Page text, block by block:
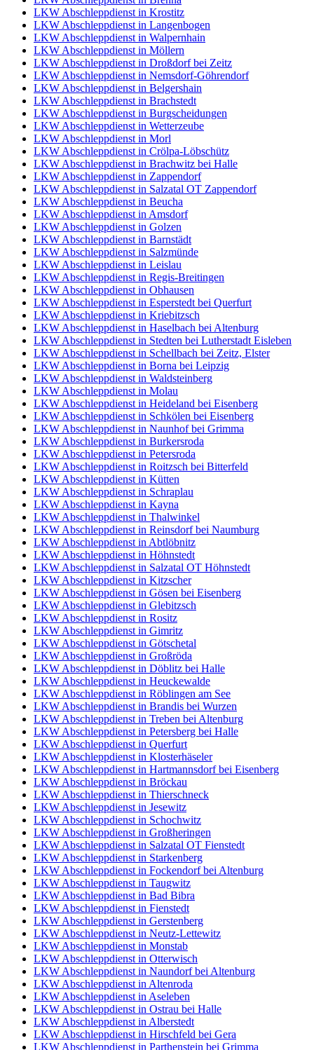
LKW Abschleppdienst in Krostitz
LKW Abschleppdienst in Langenbogen
LKW Abschleppdienst in Walpernhain
LKW Abschleppdienst in Möllern
LKW Abschleppdienst in Droßdorf bei Zeitz
LKW Abschleppdienst in Nemsdorf-Göhrendorf
LKW Abschleppdienst in Belgershain
LKW Abschleppdienst in Brachstedt
LKW Abschleppdienst in Burgscheidungen
LKW Abschleppdienst in Wetterzeube
LKW Abschleppdienst in Morl
LKW Abschleppdienst in Crölpa-Löbschütz
LKW Abschleppdienst in Brachwitz bei Halle
LKW Abschleppdienst in Zappendorf
LKW Abschleppdienst in Salzatal OT Zappendorf
LKW Abschleppdienst in Beucha
LKW Abschleppdienst in Amsdorf
LKW Abschleppdienst in Golzen
LKW Abschleppdienst in Barnstädt
LKW Abschleppdienst in Salzmünde
LKW Abschleppdienst in Leislau
LKW Abschleppdienst in Regis-Breitingen
LKW Abschleppdienst in Obhausen
LKW Abschleppdienst in Esperstedt bei Querfurt
LKW Abschleppdienst in Kriebitzsch
LKW Abschleppdienst in Haselbach bei Altenburg
LKW Abschleppdienst in Stedten bei Lutherstadt Eisleben
LKW Abschleppdienst in Schellbach bei Zeitz, Elster
LKW Abschleppdienst in Borna bei Leipzig
LKW Abschleppdienst in Waldsteinberg
LKW Abschleppdienst in Molau
LKW Abschleppdienst in Heideland bei Eisenberg
LKW Abschleppdienst in Schkölen bei Eisenberg
LKW Abschleppdienst in Naunhof bei Grimma
LKW Abschleppdienst in Burkersroda
LKW Abschleppdienst in Petersroda
LKW Abschleppdienst in Roitzsch bei Bitterfeld
LKW Abschleppdienst in Kütten
LKW Abschleppdienst in Schraplau
LKW Abschleppdienst in Kayna
LKW Abschleppdienst in Thalwinkel
LKW Abschleppdienst in Reinsdorf bei Naumburg
LKW Abschleppdienst in Abtlöbnitz
LKW Abschleppdienst in Höhnstedt
LKW Abschleppdienst in Salzatal OT Höhnstedt
LKW Abschleppdienst in Kitzscher
LKW Abschleppdienst in Gösen bei Eisenberg
LKW Abschleppdienst in Glebitzsch
LKW Abschleppdienst in Rositz
LKW Abschleppdienst in Gimritz
LKW Abschleppdienst in Götschetal
LKW Abschleppdienst in Großröda
LKW Abschleppdienst in Döblitz bei Halle
LKW Abschleppdienst in Heuckewalde
LKW Abschleppdienst in Röblingen am See
LKW Abschleppdienst in Brandis bei Wurzen
LKW Abschleppdienst in Treben bei Altenburg
LKW Abschleppdienst in Petersberg bei Halle
LKW Abschleppdienst in Querfurt
LKW Abschleppdienst in Klosterhäseler
LKW Abschleppdienst in Hartmannsdorf bei Eisenberg
LKW Abschleppdienst in Bröckau
LKW Abschleppdienst in Thierschneck
LKW Abschleppdienst in Jesewitz
LKW Abschleppdienst in Schochwitz
LKW Abschleppdienst in Großheringen
LKW Abschleppdienst in Salzatal OT Fienstedt
LKW Abschleppdienst in Starkenberg
LKW Abschleppdienst in Fockendorf bei Altenburg
LKW Abschleppdienst in Taugwitz
LKW Abschleppdienst in Bad Bibra
LKW Abschleppdienst in Fienstedt
LKW Abschleppdienst in Gerstenberg
LKW Abschleppdienst in Neutz-Lettewitz
LKW Abschleppdienst in Monstab
LKW Abschleppdienst in Otterwisch
LKW Abschleppdienst in Naundorf bei Altenburg
LKW Abschleppdienst in Altenroda
LKW Abschleppdienst in Aseleben
LKW Abschleppdienst in Ostrau bei Halle
LKW Abschleppdienst in Alberstedt
LKW Abschleppdienst in Hirschfeld bei Gera
LKW Abschleppdienst in Parthenstein bei Grimma